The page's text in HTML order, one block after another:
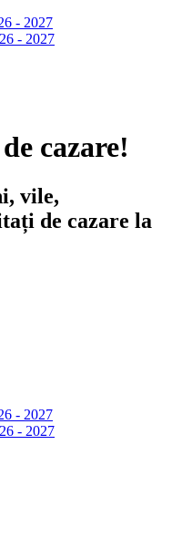
- 2027
- 2027
cazare!
vile,
de cazare la
- 2027
- 2027